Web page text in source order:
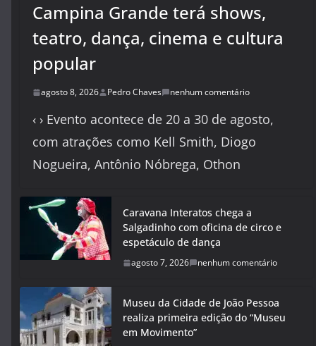
Campina Grande terá shows,
teatro, dança, cinema e cultura
popular
agosto 8, 2026 Pedro Chaves nenhum comentário
‹ › Evento acontece de 20 a 30 de agosto,
com atrações como Kell Smith, Diogo
Nogueira, Antônio Nóbrega, Othon
Caravana Interatos chega a
Salgadinho com oficina de circo e
espetáculo de dança
agosto 7, 2026 nenhum comentário
Museu da Cidade de João Pessoa
realiza primeira edição do “Museu
em Movimento”